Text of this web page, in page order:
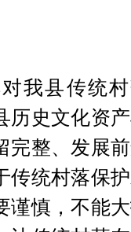
我县传统
历史文化资
完整、发展
传统村落保
谨慎，不能